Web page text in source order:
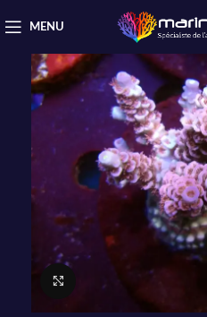
MENU
Cliquez pour agrandir